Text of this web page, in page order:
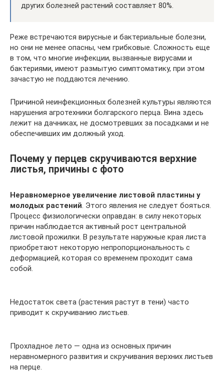
других болезней растений составляет 80%.
Реже встречаются вирусные и бактериальные болезни,
но они не менее опасны, чем грибковые. Сложность еще
в том, что многие инфекции, вызванные вирусами и
бактериями, имеют размытую симптоматику, при этом
зачастую не поддаются лечению.
Причиной неинфекционных болезней культуры являются
нарушения агротехники болгарского перца. Вина здесь
лежит на дачниках, не досмотревших за посадками и не
обеспечивших им должный уход.
Почему у перцев скручиваются верхние
листья, причины с фото
Неравномерное увеличение листовой пластины у
молодых растений. Этого явления не следует бояться.
Процесс физиологически оправдан: в силу некоторых
причин наблюдается активный рост центральной
листовой прожилки. В результате наружные края листа
приобретают некоторую непропорциональность с
деформацией, которая со временем проходит сама
собой.
Недостаток света (растения растут в тени) часто
приводит к скручиванию листьев.
Прохладное лето — одна из основных причин
неравномерного развития и скручивания верхних листьев
на перце.